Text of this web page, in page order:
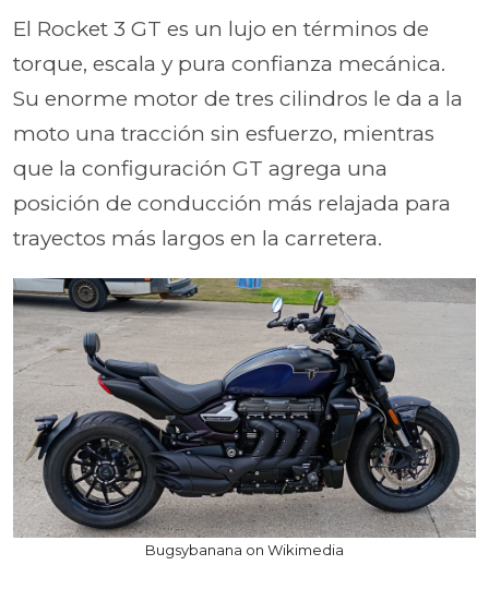
El Rocket 3 GT es un lujo en términos de
torque, escala y pura confianza mecánica.
Su enorme motor de tres cilindros le da a la
moto una tracción sin esfuerzo, mientras
que la configuración GT agrega una
posición de conducción más relajada para
trayectos más largos en la carretera.
Bugsybanana on Wikimedia